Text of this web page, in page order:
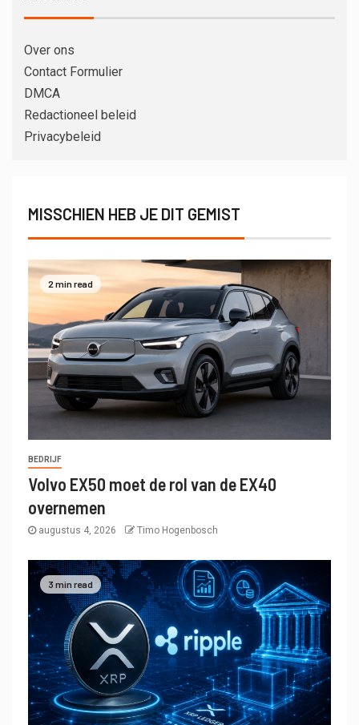
Over ons
Contact Formulier
DMCA
Redactioneel beleid
Privacybeleid
MISSCHIEN HEB JE DIT GEMIST
2 min read
BEDRIJF
Volvo EX50 moet de rol van de EX40
overnemen
augustus 4, 2026 Timo Hogenbosch
3 min read